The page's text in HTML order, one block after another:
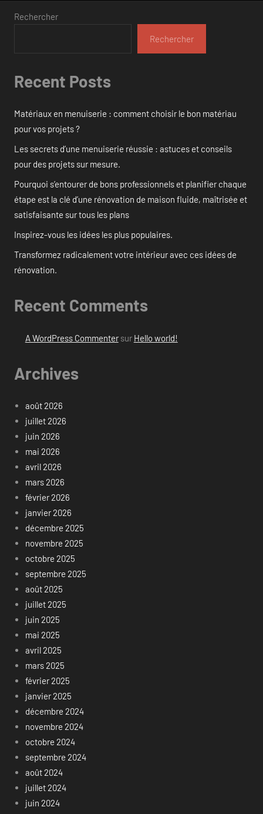
Rechercher
Rechercher
Recent Posts
Matériaux en menuiserie : comment choisir le bon matériau
pour vos projets ?
Les secrets d’une menuiserie réussie : astuces et conseils
pour des projets sur mesure.
Pourquoi s’entourer de bons professionnels et planifier chaque
étape est la clé d’une rénovation de maison fluide, maîtrisée et
satisfaisante sur tous les plans
Inspirez-vous les idées les plus populaires.
Transformez radicalement votre intérieur avec ces idées de
rénovation.
Recent Comments
A WordPress Commentersur Hello world!
Archives
août 2026
juillet 2026
juin 2026
mai 2026
avril 2026
mars 2026
février 2026
janvier 2026
décembre 2025
novembre 2025
octobre 2025
septembre 2025
août 2025
juillet 2025
juin 2025
mai 2025
avril 2025
mars 2025
février 2025
janvier 2025
décembre 2024
novembre 2024
octobre 2024
septembre 2024
août 2024
juillet 2024
juin 2024